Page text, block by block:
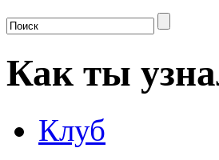
Как ты
Клуб